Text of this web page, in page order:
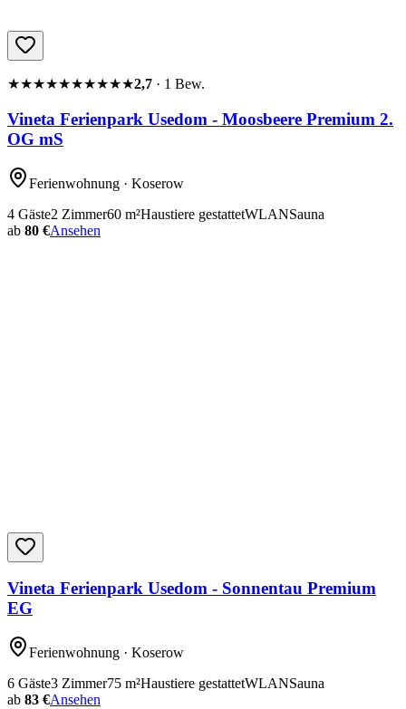
★★★★★★★★★★2,7 · 1 Bew.
Vineta Ferienpark Usedom - Moosbeere Premium 2.
OG mS
Ferienwohnung · Koserow
4 Gäste2 Zimmer60 m²Haustiere gestattetWLANSauna
ab 80 €Ansehen
Vineta Ferienpark Usedom - Sonnentau Premium
EG
Ferienwohnung · Koserow
6 Gäste3 Zimmer75 m²Haustiere gestattetWLANSauna
ab 83 €Ansehen